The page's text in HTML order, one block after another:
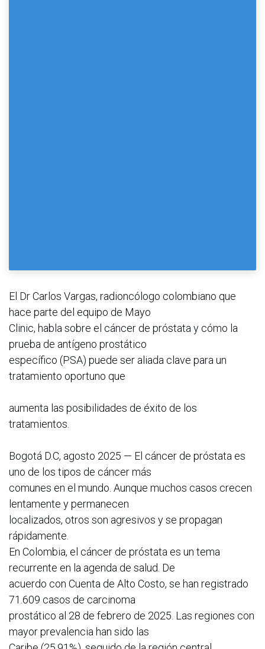
El Dr Carlos Vargas, radioncólogo colombiano que
hace parte del equipo de Mayo
Clinic, habla sobre el cáncer de próstata y cómo la
prueba de antígeno prostático
específico (PSA) puede ser aliada clave para un
tratamiento oportuno que
aumenta las posibilidades de éxito de los
tratamientos.
Bogotá D.C, agosto 2025 — El cáncer de próstata es
uno de los tipos de cáncer más
comunes en el mundo. Aunque muchos casos crecen
lentamente y permanecen
localizados, otros son agresivos y se propagan
rápidamente.
En Colombia, el cáncer de próstata es un tema
recurrente en la agenda de salud. De
acuerdo con Cuenta de Alto Costo, se han registrado
71.609 casos de carcinoma
prostático al 28 de febrero de 2025. Las regiones con
mayor prevalencia han sido las